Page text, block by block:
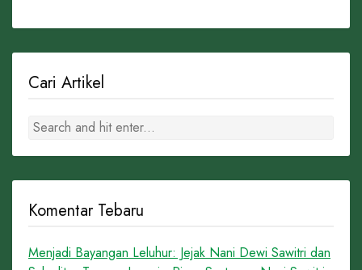
Cari Artikel
Komentar Tebaru
Menjadi Bayangan Leluhur: Jejak Nani Dewi Sawitri dan